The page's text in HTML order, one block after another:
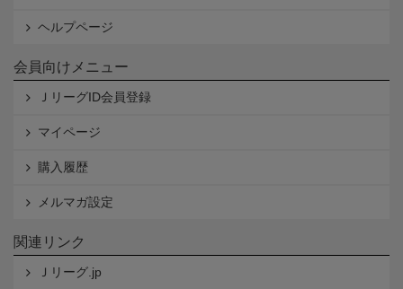
ヘルプページ
会員向けメニュー
ＪリーグID会員登録
マイページ
購入履歴
メルマガ設定
関連リンク
Ｊリーグ.jp